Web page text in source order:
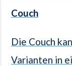
Couch
Die Couch
Varianten in